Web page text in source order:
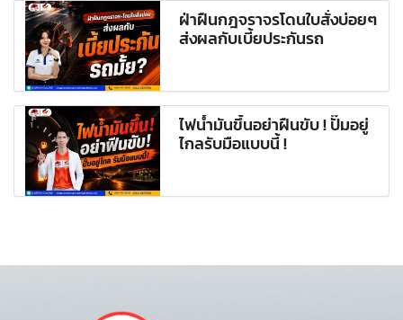
ฝ่าฝืนกฎจราจรโดนใบสั่งบ่อยๆ
ส่งผลกับเบี้ยประกันรถ
ไฟน้ำมันขึ้นอย่าฝืนขับ ! ปั๊มอยู่
ไกลรับมือแบบนี้ !